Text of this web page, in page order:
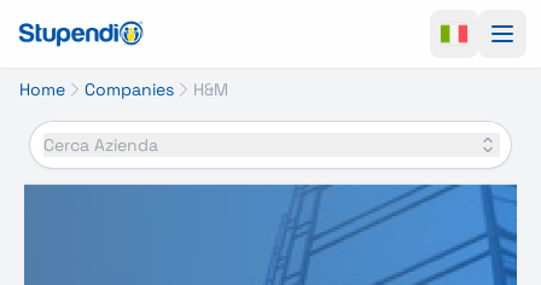
Home Companies H&M
Cerca Azienda